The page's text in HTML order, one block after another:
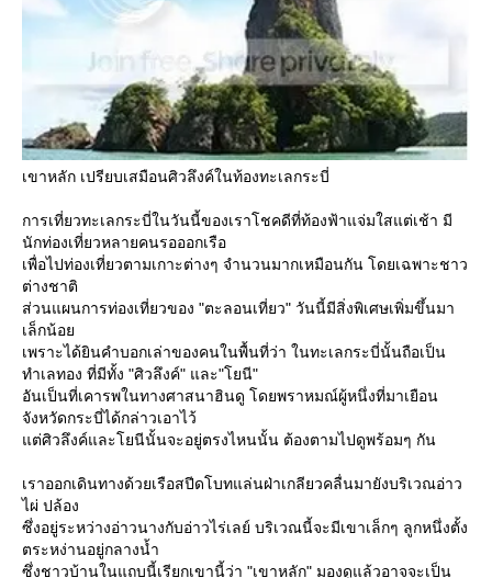
เขาหลัก เปรียบเสมือนศิวลึงค์ในท้องทะเลกระบี่
การเที่ยวทะเลกระบี่ในวันนี้ของเราโชคดีที่ท้องฟ้าแจ่มใสแต่เช้า มี
นักท่องเที่ยวหลายคนรอออกเรือ
เพื่อไปท่องเที่ยวตามเกาะต่างๆ จำนวนมากเหมือนกัน โดยเฉพาะชาว
ต่างชาติ
ส่วนแผนการท่องเที่ยวของ "ตะลอนเที่ยว" วันนี้มีสิ่งพิเศษเพิ่มขึ้นมา
เล็กน้อ
เพราะได้ยินคำบอกเล่าของคนในพื้นที่ว่า ในทะเลกระบี่นั้นถือเป็น
ทำเลทอง ที่มีทั้ง "ศิวลึงค์" และ"โยนี"
อันเป็นที่เคารพในทางศาสนาฮินดู โดยพราหมณ์ผู้หนึ่งที่มาเยือน
จังหวัดกระบี่ได้กล่าวเอาไว้
ต่ศิวลึงค์และโยนีนั้นจะอยู่ตรงไหนนั้น ต้องตามไปดูพร้อมๆ กัน
เราออกเดินทางด้วยเรือสปีดโบทแล่นฝ่าเกลียวคลื่นมายังบริเวณอ่าว
ไผ่ ปล้อง
ซึ่งอยู่ระหว่างอ่าวนางกับอ่าวไร่เลย์ บริเวณนี้จะมีเขาเล็กๆ ลูกหนึ่งตั้ง
ตระหง่านอยู่กลางน้ำ
ซึ่งชาวบ้านในแถบนี้เรียกเขานี้ว่า "เขาหลัก" มองดูแล้วอาจจะเป็น